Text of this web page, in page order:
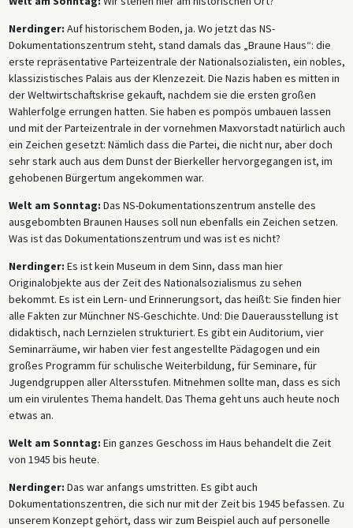
Nerdinger: Auf historischem Boden, ja. Wo jetzt das NS-
Dokumentationszentrum steht, stand damals das „Braune Haus“: die
erste repräsentative Parteizentrale der Nationalsozialisten, ein nobles,
klassizistisches Palais aus der Klenzezeit. Die Nazis haben es mitten in
der Weltwirtschaftskrise gekauft, nachdem sie die ersten großen
Wahlerfolge errungen hatten. Sie haben es pompös umbauen lassen
und mit der Parteizentrale in der vornehmen Maxvorstadt natürlich auch
ein Zeichen gesetzt: Nämlich dass die Partei, die nicht nur, aber doch
sehr stark auch aus dem Dunst der Bierkeller hervorgegangen ist, im
gehobenen Bürgertum angekommen war.
Welt am Sonntag: Das NS-Dokumentationszentrum anstelle des
ausgebombten Braunen Hauses soll nun ebenfalls ein Zeichen setzen.
Was ist das Dokumentationszentrum und was ist es nicht?
Nerdinger: Es ist kein Museum in dem Sinn, dass man hier
Originalobjekte aus der Zeit des Nationalsozialismus zu sehen
bekommt. Es ist ein Lern- und Erinnerungsort, das heißt: Sie finden hier
alle Fakten zur Münchner NS-Geschichte. Und: Die Dauerausstellung ist
didaktisch, nach Lernzielen strukturiert. Es gibt ein Auditorium, vier
Seminarräume, wir haben vier fest angestellte Pädagogen und ein
großes Programm für schulische Weiterbildung, für Seminare, für
Jugendgruppen aller Altersstufen. Mitnehmen sollte man, dass es sich
um ein virulentes Thema handelt. Das Thema geht uns auch heute noch
etwas an.
Welt am Sonntag: Ein ganzes Geschoss im Haus behandelt die Zeit
von 1945 bis heute.
Nerdinger: Das war anfangs umstritten. Es gibt auch
Dokumentationszentren, die sich nur mit der Zeit bis 1945 befassen. Zu
unserem Konzept gehört, dass wir zum Beispiel auch auf personelle